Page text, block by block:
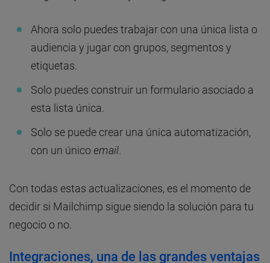
Ahora solo puedes trabajar con una única lista o
audiencia y jugar con grupos, segmentos y
etiquetas.
Solo puedes construir un formulario asociado a
esta lista única.
Solo se puede crear una única automatización,
con un únicoemail.
Con todas estas actualizaciones, es el momento de
decidir si Mailchimp sigue siendo la solución para tu
negocio o no.
Integraciones, una de las grandes ventajas